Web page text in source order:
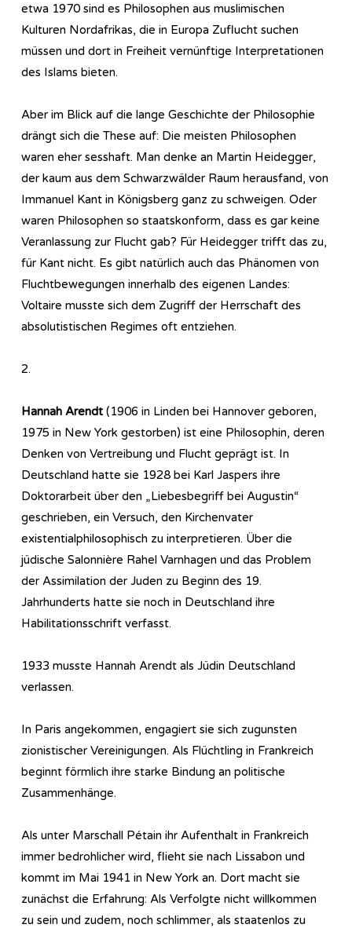
etwa 1970 sind es Philosophen aus muslimischen
Kulturen Nordafrikas, die in Europa Zuflucht suchen
müssen und dort in Freiheit vernünftige Interpretationen
des Islams bieten.
Aber im Blick auf die lange Geschichte der Philosophie
drängt sich die These auf: Die meisten Philosophen
waren eher sesshaft. Man denke an Martin Heidegger,
der kaum aus dem Schwarzwälder Raum herausfand, von
Immanuel Kant in Königsberg ganz zu schweigen. Oder
waren Philosophen so staatskonform, dass es gar keine
Veranlassung zur Flucht gab? Für Heidegger trifft das zu,
für Kant nicht. Es gibt natürlich auch das Phänomen von
Fluchtbewegungen innerhalb des eigenen Landes:
Voltaire musste sich dem Zugriff der Herrschaft des
absolutistischen Regimes oft entziehen.
2.
Hannah Arendt (1906 in Linden bei Hannover geboren,
1975 in New York gestorben) ist eine Philosophin, deren
Denken von Vertreibung und Flucht geprägt ist. In
Deutschland hatte sie 1928 bei Karl Jaspers ihre
Doktorarbeit über den „Liebesbegriff bei Augustin“
geschrieben, ein Versuch, den Kirchenvater
existentialphilosophisch zu interpretieren. Über die
jüdische Salonnière Rahel Varnhagen und das Problem
der Assimilation der Juden zu Beginn des 19.
Jahrhunderts hatte sie noch in Deutschland ihre
Habilitationsschrift verfasst.
1933 musste Hannah Arendt als Jüdin Deutschland
verlassen.
In Paris angekommen, engagiert sie sich zugunsten
zionistischer Vereinigungen. Als Flüchtling in Frankreich
beginnt förmlich ihre starke Bindung an politische
Zusammenhänge.
Als unter Marschall Pétain ihr Aufenthalt in Frankreich
immer bedrohlicher wird, flieht sie nach Lissabon und
kommt im Mai 1941 in New York an. Dort macht sie
zunächst die Erfahrung: Als Verfolgte nicht willkommen
zu sein und zudem, noch schlimmer, als staatenlos zu